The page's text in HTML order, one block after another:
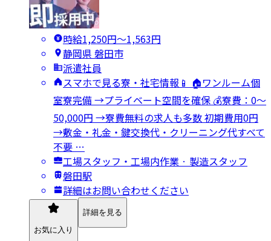
時給1,250円〜1,563円
静岡県 磐田市
派遣社員
スマホで見る寮・社宅情報📱 🏠ワンルーム個
室寮完備 →プライベート空間を確保 💰寮費：0～
50,000円 →寮費無料の求人も多数 初期費用0円
→敷金・礼金・鍵交換代・クリーニング代すべて
不要 …
工場スタッフ・工場内作業 · 製造スタッフ
磐田駅
詳細はお問い合わせください
お気に入り
詳細を見る